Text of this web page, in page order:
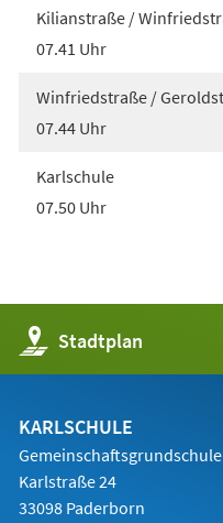
Kilianstraße /
07.41 Uhr
Winfriedstraße /
07.44 Uhr
Karlschule
07.50 Uhr
Stadtplan
(Öffnet
in
einem
Tab)
KARLSCHULE
Karlstraße 24
33098 Paderborn